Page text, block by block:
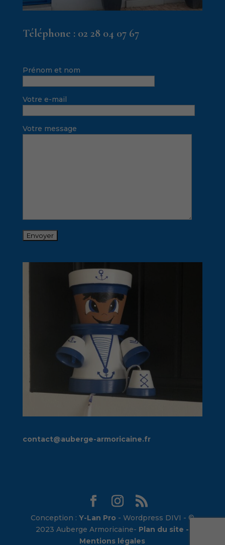
Téléphone : 02 28 04 07 67
Prénom et nom
Votre e-mail
Votre message
contact@auberge-armoricaine.fr
Conception : Y-Lan Pro - Wordpress DIVI - ©
2023 Auberge Armoricaine- Plan du site -
Mentions légales